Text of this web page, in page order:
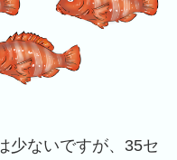
ないですが、35セ